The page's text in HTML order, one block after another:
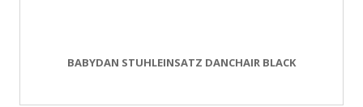
BABYDAN STUHLEINSATZ DANCHAIR BLACK